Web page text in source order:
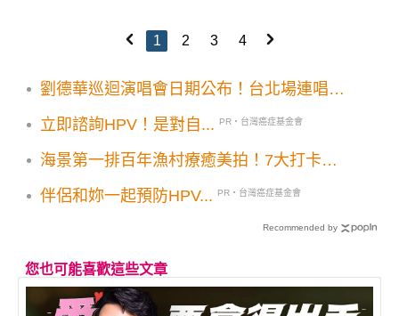
1 2 3 4
劉德華巡迴演唱會日期公布！台北場連唱4
立即諮詢HPV！是對自...
PR・台灣癌症基金會
海景第一排百年漁村療癒美拍！7大打卡亮
伴侶和妳一起預防HPV...
PR・台灣癌症基金會
Recommended by
您也可能喜歡這些文章